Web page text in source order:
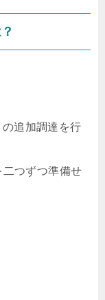
の追加調達を行
二つずつ準備せ